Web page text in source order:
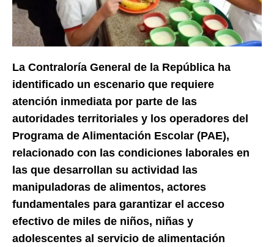
La Contraloría General de la República ha
identificado un escenario que requiere
atención inmediata por parte de las
autoridades territoriales y los operadores del
Programa de Alimentación Escolar (PAE),
relacionado con las condiciones laborales en
las que desarrollan su actividad las
manipuladoras de alimentos, actores
fundamentales para garantizar el acceso
efectivo de miles de niños, niñas y
adolescentes al servicio de alimentación